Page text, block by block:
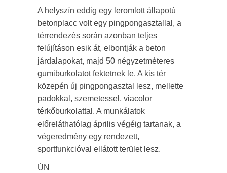
A helyszín eddig egy leromlott állapotú
betonplacc volt egy pingpongasztallal, a
térrendezés során azonban teljes
felújításon esik át, elbontják a beton
járdalapokat, majd 50 négyzetméteres
gumiburkolatot fektetnek le. A kis tér
közepén új pingpongasztal lesz, mellette
padokkal, szemetessel, viacolor
térkőburkolattal. A munkálatok
előreláthatólag április végéig tartanak, a
végeredmény egy rendezett,
sportfunkcióval ellátott terület lesz.
ÚN